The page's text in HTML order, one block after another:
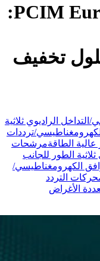
أبرز أحداث PCIM Europe 2026:
تخفيف
الراديوي ثلاثية
ترددات
عالية الطاقةمرشحات
الطور للجانب
الكهرومغناطيسي/
التردد